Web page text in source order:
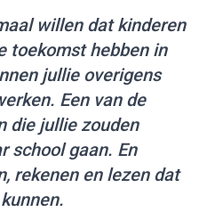
willen dat kinderen
toekomst hebben in
jullie overigens
Een van de
die jullie zouden
school gaan. En
rekenen en lezen dat